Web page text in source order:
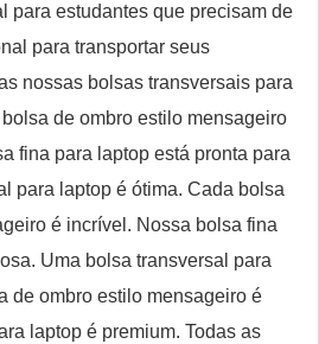
para estudantes que precisam de
para transportar seus
nossas bolsas transversais para
de ombro estilo mensageiro
fina para laptop está pronta para
para laptop é ótima. Cada bolsa
é incrível. Nossa bolsa fina
Uma bolsa transversal para
de ombro estilo mensageiro é
laptop é premium. Todas as